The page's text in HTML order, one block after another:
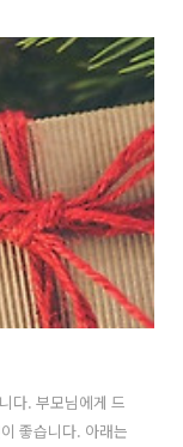
다. 부모님에게 드
좋습니다. 아래는